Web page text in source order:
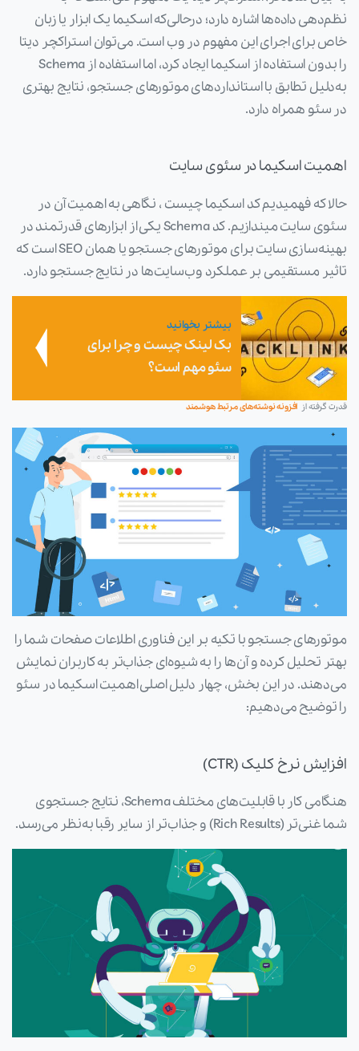
نظم‌دهی داده‌ها اشاره دارد؛ درحالی‌که اسکیما یک ابزار یا زبان
خاص برای اجرای این مفهوم در وب است. می‌توان استراکچر دیتا
را بدون استفاده از اسکیما ایجاد کرد، اما استفاده از Schema
به‌دلیل تطابق با استانداردهای موتورهای جستجو، نتایج بهتری
در سئو همراه دارد.
اهمیت اسکیما در سئوی سایت
حالا که فهمیدیم کد اسکیما چیست ، نگاهی به اهمیت آن در
سئوی سایت میندازیم. کد Schema یکی از ابزارهای قدرتمند در
بهینه‌سازی سایت برای موتورهای جستجو یا همان SEO است که
تاثیر مستقیمی بر عملکرد وب‌سایت‌ها در نتایج جستجو دارد.
بیشتر بخوانید
بک لینک چیست و چرا برای
سئو مهم است؟
قدرت گرفته از افزونه نوشته‌های مرتبط هوشمند
موتورهای جستجو با تکیه بر این فناوری اطلاعات صفحات شما را
بهتر تحلیل کرده و آن‌ها را به شیوه‌ای جذاب‌تر به کاربران نمایش
می‌دهند. در این بخش، چهار دلیل اصلی اهمیت اسکیما در سئو
را توضیح می‌دهیم:
افزایش نرخ کلیک (CTR)
هنگامی کار با قابلیت‌های مختلف Schema، نتایج جستجوی
شما غنی‌تر (Rich Results) و جذاب‌تر از سایر رقبا به‌نظر می‌رسد.